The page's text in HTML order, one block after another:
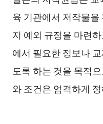
육 기관에서 저작물
지 예외 규정을 마련
에서 필요한 정보나
도록 하는 것을 목적
와 조건은 엄격하게